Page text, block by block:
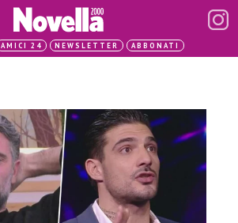
AMICI 24 NEWSLETTER ABBONATI